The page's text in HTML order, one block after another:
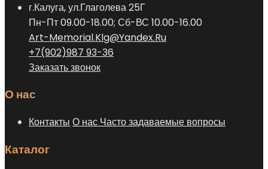
на
странице
товара.
г.Калуга, ул.Глаголева 25Г
Пн-Пт 09.00-18.00; Сб-ВС 10.00-16.00
Art-Memorial.Klg@Yandex.Ru
+7(902)987 93-36
Заказать звонок
О нас
Контакты О нас Часто задаваемые вопросы
Каталог